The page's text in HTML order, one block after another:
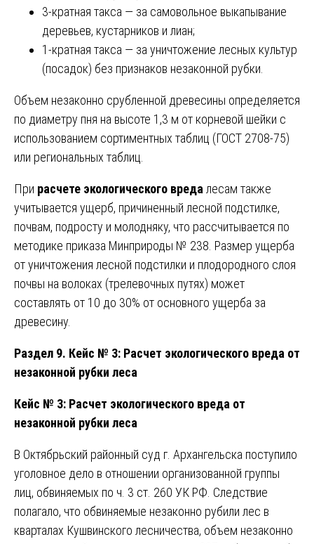
3-кратная такса — за самовольное выкапывание
деревьев, кустарников и лиан;
1-кратная такса — за уничтожение лесных культур
(посадок) без признаков незаконной рубки.
Объем незаконно срубленной древесины определяется
по диаметру пня на высоте 1,3 м от корневой шейки с
использованием сортиментных таблиц (ГОСТ 2708-75)
или региональных таблиц.
При расчете экологического вреда лесам также
учитывается ущерб, причиненный лесной подстилке,
почвам, подросту и молодняку, что рассчитывается по
методике приказа Минприроды № 238. Размер ущерба
от уничтожения лесной подстилки и плодородного слоя
почвы на волоках (трелевочных путях) может
составлять от 10 до 30% от основного ущерба за
древесину.
Раздел 9. Кейс № 3: Расчет экологического вреда от
незаконной рубки леса
Кейс № 3: Расчет экологического вреда от
незаконной рубки леса
В Октябрьский районный суд г. Архангельска поступило
уголовное дело в отношении организованной группы
лиц, обвиняемых по ч. 3 ст. 260 УК РФ. Следствие
полагало, что обвиняемые незаконно рубили лес в
кварталах Кушвинского лесничества, объем незаконно